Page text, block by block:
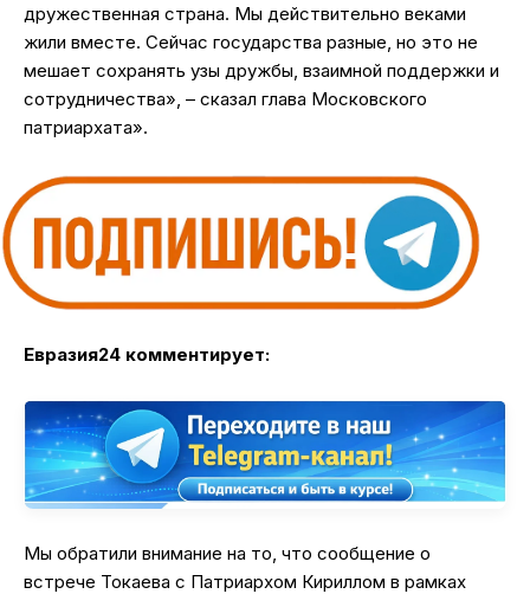
дружественная страна. Мы действительно веками
жили вместе. Сейчас государства разные, но это не
мешает сохранять узы дружбы, взаимной поддержки и
сотрудничества», – сказал глава Московского
патриархата».
Евразия24 комментирует:
Мы обратили внимание на то, что сообщение о
встрече Токаева с Патриархом Кириллом в рамках